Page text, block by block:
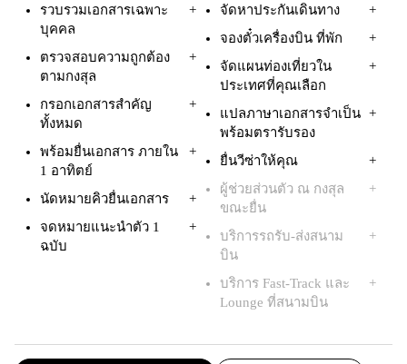
จัดหาประกันเดินทาง
จองตั๋วเครื่องบิน ที่พัก
จัดแผนท่องเที่ยวใน
ประเทศที่คุณเลือก
แปลภาษาเอกสารจำเป็น
พร้อมตรารับรอง
ยื่นวีซ่าให้คุณ
ผู้ช่วยส่วนตัว ณ กงสุล
ขณะยื่น
บริการรถรับ-ส่งสนาม
บิน
บริการ Fast-Track และ
Lounge ที่สนามบิน
รวบรวมเอกสารเฉพาะ
บุคคล
ตรวจสอบความถูกต้อง
ตามกงสุล
กรอกเอกสารสำคัญ
ทั้งหมด
พร้อมยื่นเอกสาร ภายใน
1 อาทิตย์
นัดหมายคิวยื่นเอกสาร
จดหมายแนะนำตัว 1
ฉบับ